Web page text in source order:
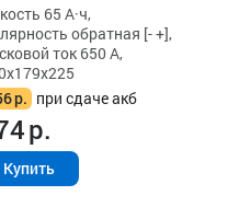
65 А·ч,
обратная [- +],
ток 650 А,
р. при сдаче акб
р.
Купить